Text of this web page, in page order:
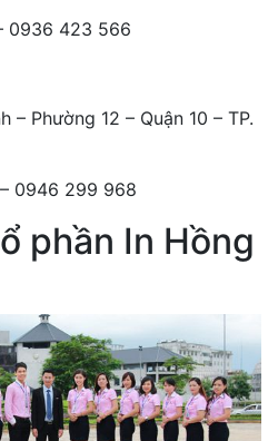
0936 423 566
– Phường 12 – Quận 10 – TP.
0946 299 968
phần In Hồng